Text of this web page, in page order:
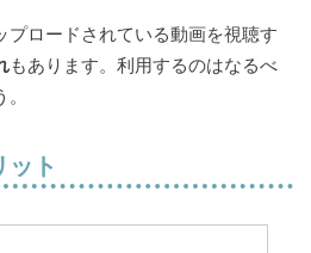
プロードされている動画を視聴す
もあります。利用するのはなるべ
ット